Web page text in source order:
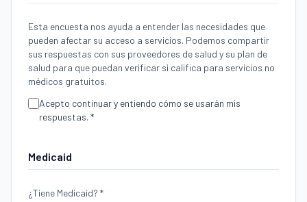
Esta encuesta nos ayuda a entender las necesidades que
pueden afectar su acceso a servicios. Podemos compartir
sus respuestas con sus proveedores de salud y su plan de
salud para que puedan verificar si califica para servicios no
médicos gratuitos.
Acepto continuar y entiendo cómo se usarán mis
respuestas. *
Medicaid
¿Tiene Medicaid? *